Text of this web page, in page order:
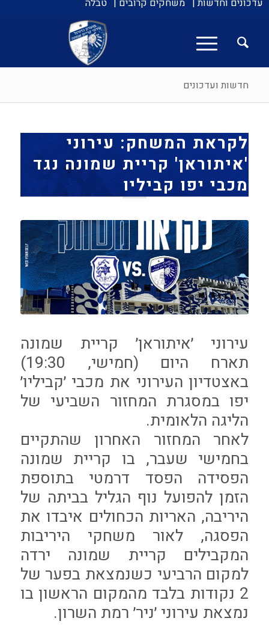
עדכונים וחדשות | משחקים קרובים | טבלה
חדשות ועדכונים
לקראת המשחק: עירוני
'איתוראן' קריית שמונה נגד
מכבי יפו קביליו
עירוני ׳איתוראן׳ קריית שמונה
תארח היום (חמישי, 19:30)
באצטדיון העירוני את מכבי ׳קביליו׳
יפו במסגרת המחזור השביעי של
הליגה הלאומית.
לאחר המחזור האחרון שהתקיים
בחמישי שעבר, בו קריית שמונה
הפסידה הפסד דרמטי בתוספת
הזמן להפועל נוף הגליל בביתה של
היריבה, האריות הכחולים איבדו את
הפסגה, לאור משחקי היריבות
המקבילים קריית שמונה ירדה
למקום הרביעי כשנמצאת בפער של
2 נקודות בלבד מהמקום הראשון בו
נמצאת עירוני ׳ניר׳ רמת השרון.